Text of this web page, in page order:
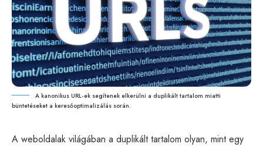
A kanonikus URL-ek segítenek elkerülni a duplikált tartalom miatti
büntetéseket a keresőoptimalizálás során.
A weboldalak világában a duplikált tartalom olyan, mint egy